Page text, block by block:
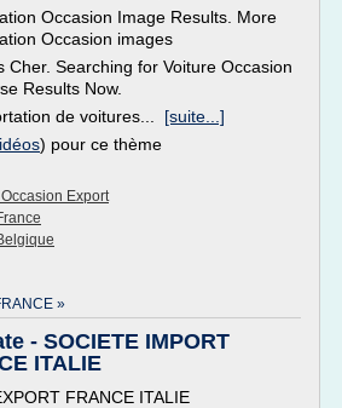
Occasion Image Results. More
Occasion images
Cher. Searching for Voiture Occasion
Results Now.
de voitures... [suite...]
) pour ce thème
Export
»
- SOCIETE IMPORT
ITALIE
FRANCE ITALIE